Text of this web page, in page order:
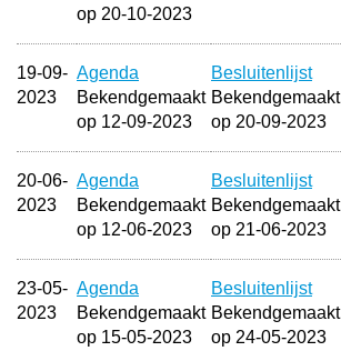
op 20-10-2023
19-09-
2023
Agenda
Bekendgemaakt
op 12-09-2023
Besluitenlijst
Bekendgemaakt
op 20-09-2023
20-06-
2023
Agenda
Bekendgemaakt
op 12-06-2023
Besluitenlijst
Bekendgemaakt
op 21-06-2023
23-05-
2023
Agenda
Bekendgemaakt
op 15-05-2023
Besluitenlijst
Bekendgemaakt
op 24-05-2023